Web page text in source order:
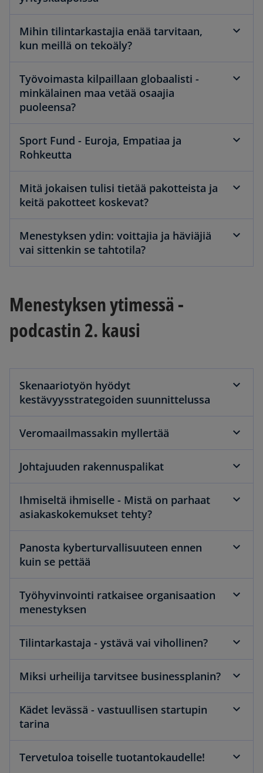
Mihin tilintarkastajia enää tarvitaan,
kun meillä on tekoäly?
Työvoimasta kilpaillaan globaalisti -
minkälainen maa vetää osaajia
puoleensa?
Sport Fund - Euroja, Empatiaa ja
Rohkeutta
Mitä jokaisen tulisi tietää pakotteista ja
keitä pakotteet koskevat?
Menestyksen ydin: voittajia ja häviäjiä
vai sittenkin se tahtotila?
Menestyksen ytimessä -
podcastin 2. kausi
Skenaariotyön hyödyt
kestävyysstrategoiden suunnittelussa
Veromaailmassakin myllertää
Johtajuuden rakennuspalikat
Ihmiseltä ihmiselle - Mistä on parhaat
asiakaskokemukset tehty?
Panosta kyberturvallisuuteen ennen
kuin se pettää
Työhyvinvointi ratkaisee organisaation
menestyksen
Tilintarkastaja - ystävä vai vihollinen?
Miksi urheilija tarvitsee businessplanin?
Kädet levässä - vastuullisen startupin
tarina
Tervetuloa toiselle tuotantokaudelle!